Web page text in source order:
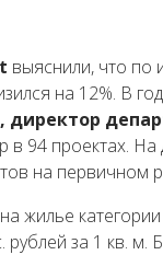
выяснили, что по
на 12%. В
в 94 проектах.
на первичном
категории
рублей за 1 кв.